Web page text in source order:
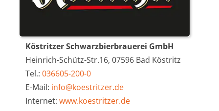
Köstritzer Schwarzbierbrauerei GmbH
Heinrich-Schütz-Str.16, 07596 Bad Köstritz
Tel.:036605-200-0
E-Mail: info@koestritzer.de
Internet:www.koestritzer.de